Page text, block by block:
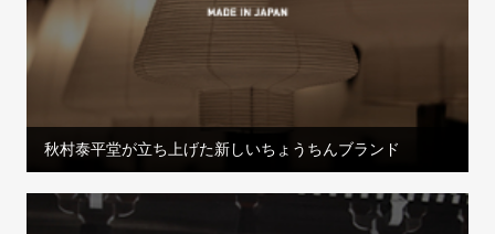
秋村泰平堂が立ち上げた新しいちょうちんブランド